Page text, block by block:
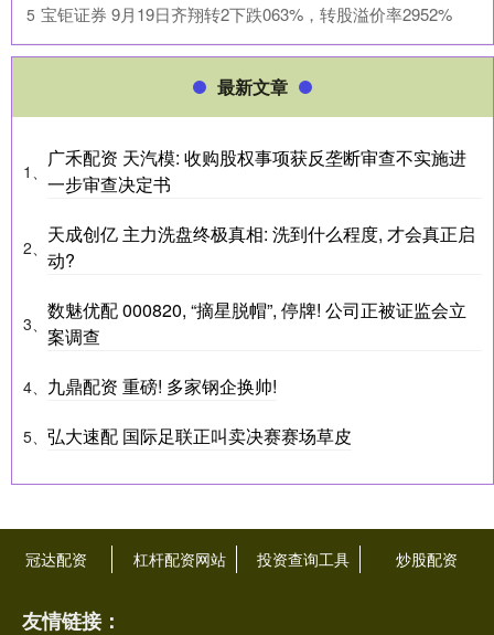
5 ​宝钜证券 9月19日齐翔转2下跌063%，转股溢价率2952%
最新文章
1、
广禾配资 天汽模: 收购股权事项获反垄断审查不实施进
一步审查决定书
2、
天成创亿 主力洗盘终极真相: 洗到什么程度, 才会真正启
动?
3、
数魅优配 000820, “摘星脱帽”, 停牌! 公司正被证监会立
案调查
4、 九鼎配资 重磅! 多家钢企换帅!
5、 弘大速配 国际足联正叫卖决赛赛场草皮
冠达配资 杠杆配资网站 投资查询工具 炒股配资
友情链接：